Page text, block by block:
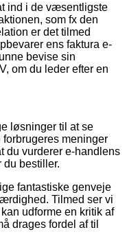
ind i de væsentligste
som fx den
er det tilmed
ens faktura e-
bevise sin
om du leder efter en
løsninger til at se
meninger
du vurderer e-handlens
du bestiller.
fantastiske genveje
Tilmed ser vi
udforme en kritik af
drages fordel af til